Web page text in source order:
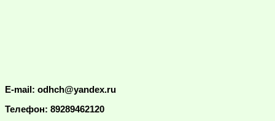
E-mail: odhch@yandex.ru
Телефон: 89289462120